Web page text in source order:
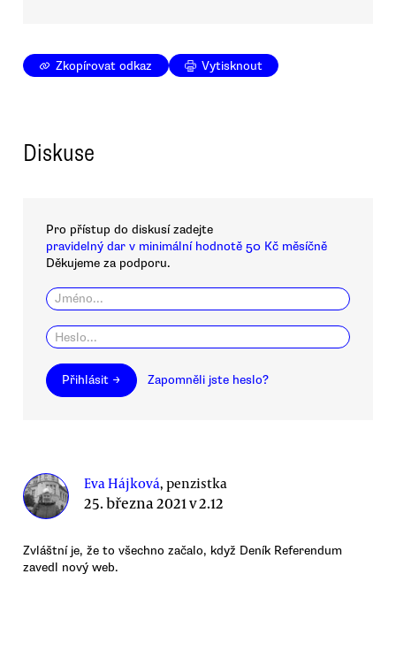
Zkopírovat odkaz Vytisknout
Diskuse
Pro přístup do diskusí zadejte
pravidelný dar v minimální hodnotě 50 Kč měsíčně
Děkujeme za podporu.
Přihlásit → Zapomněli jste heslo?
Eva Hájková, penzistka
25. března 2021 v 2.12
Zvláštní je, že to všechno začalo, když Deník Referendum
zavedl nový web.